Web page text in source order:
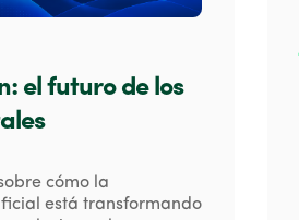
el futuro de los
cómo la
está transformando